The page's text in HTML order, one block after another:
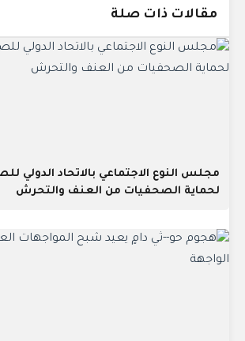
مقالات ذات صلة
مجلس النوع الاجتماعي بالاتحاد الدولي
لحماية الصحفيات من العنف والتحرش